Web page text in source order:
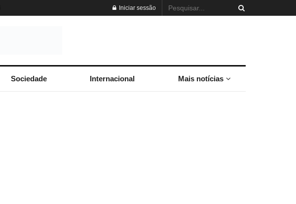
Iniciar sessão
Sociedade Internacional Mais notícias